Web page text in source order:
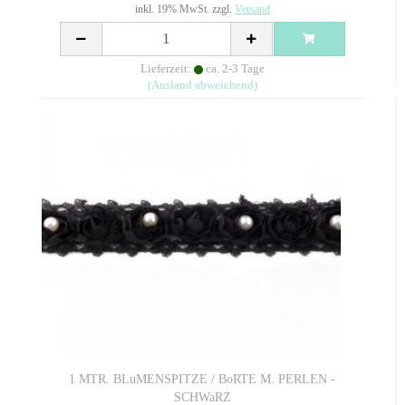
inkl. 19% MwSt. zzgl. Versand
Lieferzeit:
ca. 2-3 Tage
(Ausland abweichend)
1 MTR. BLuMENSPITZE / BoRTE M. PERLEN -
SCHWaRZ